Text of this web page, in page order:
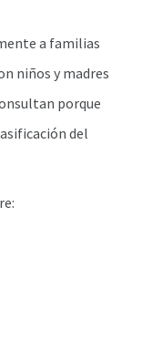
a familias
niños y madres
porque
del